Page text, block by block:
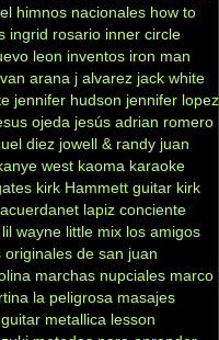
himnos nacionales how to
ingrid rosario inner circle
leon inventos iron man
arana j alvarez jack white
jennifer hudson jennifer lopez
ojeda jesús adrian romero
diez jowell & randy juan
west kaoma karaoke
kirk Hammett guitar kirk
lapiz conciente
lil wayne little mix los amigos
originales de san juan
marchas nupciales marco
la peligrosa masajes
metallica lesson